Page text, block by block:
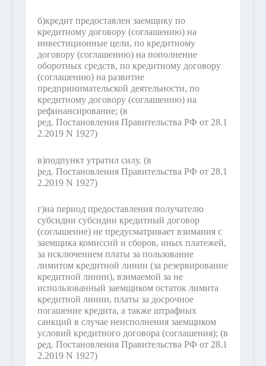
б)кредит предоставлен заемщику по
кредитному договору (соглашению) на
инвестиционные цели, по кредитному
договору (соглашению) на пополнение
оборотных средств, по кредитному договору
(соглашению) на развитие
предпринимательской деятельности, по
кредитному договору (соглашению) на
рефинансирование; (в
ред. Постановления Правительства РФ от 28.1
2.2019 N 1927)
в)подпункт утратил силу. (в
ред. Постановления Правительства РФ от 28.1
2.2019 N 1927)
г)на период предоставления получателю
субсидии субсидии кредитный договор
(соглашение) не предусматривает взимания с
заемщика комиссий и сборов, иных платежей,
за исключением платы за пользование
лимитом кредитной линии (за резервирование
кредитной линии), взимаемой за не
использованный заемщиком остаток лимита
кредитной линии, платы за досрочное
погашение кредита, а также штрафных
санкций в случае неисполнения заемщиком
условий кредитного договора (соглашения); (в
ред. Постановления Правительства РФ от 28.1
2.2019 N 1927)